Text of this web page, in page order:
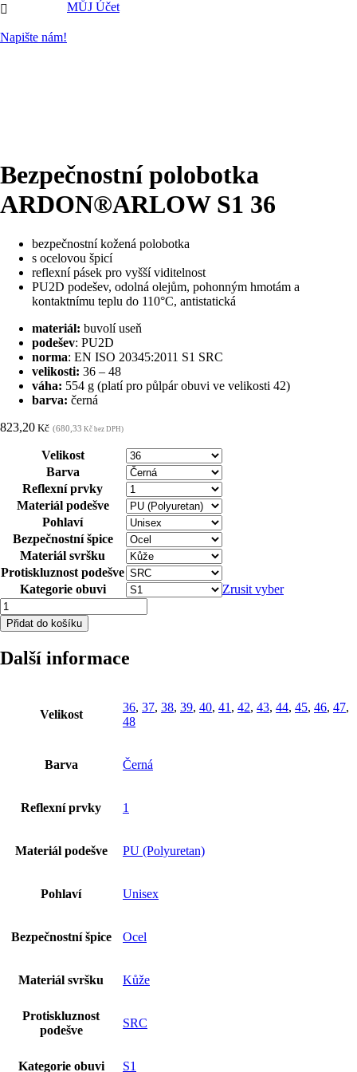

Napište nám!
MŮJ Účet
Bezpečnostní polobotka
ARDON®ARLOW S1 36
bezpečnostní kožená polobotka
s ocelovou špicí
reflexní pásek pro vyšší viditelnost
PU2D podešev, odolná olejům, pohonným hmotám a
kontaktnímu teplu do 110°C, antistatická
materiál: buvolí useň
podešev: PU2D
norma: EN ISO 20345:2011 S1 SRC
velikosti: 36 – 48
váha: 554 g (platí pro půlpár obuvi ve velikosti 42)
barva: černá
823,20 Kč (680,33 Kč bez DPH)
Velikost
Barva
Reflexní prvky
Materiál podešve
Pohlaví
Bezpečnostní špice
Materiál svršku
Protiskluznost podešve
Kategorie obuvi
Zrusit vyber
Bezpečnostní
polobotka
ARDON®ARLOW
36
Přidat do košíku
Další informace
Velikost
36, 37, 38, 39, 40, 41 , 42, 43, 44, 45, 46, 47,
48
Barva Černá
Reflexní prvky 1
Materiál podešve PU (Polyuretan)
Pohlaví Unisex
Bezpečnostní špice Ocel
Materiál svršku Kůže
Protiskluznost
podešve
SRC
Kategorie obuvi S1